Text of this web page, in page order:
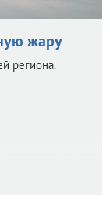
жару
региона.